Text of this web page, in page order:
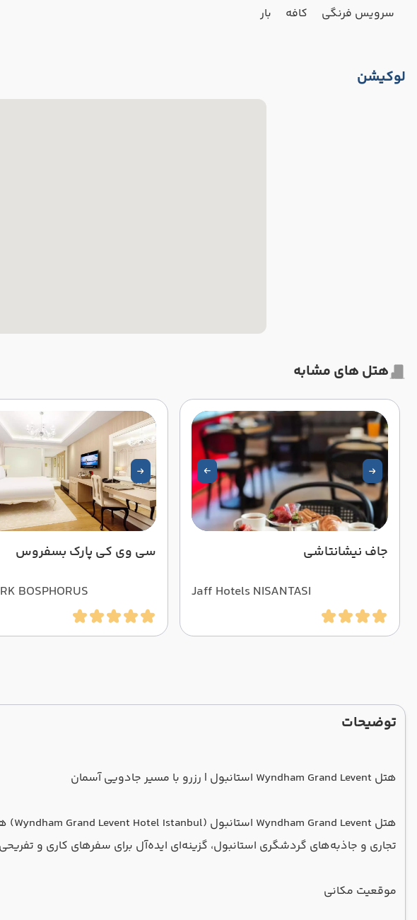
سرویس فرنگی کافه بار
لوکیشن
هتل های مشابه
جاف نیشانتاشی
Jaff Hotels NISANTASI
سی وی کی پارک بسفروس
BOSPHORUS
توضیحات
هتل Wyndham Grand Levent استانبول | رزرو با مسیر جادویی آسمان
تجاری و جاذبه‌های گردشگری استانبول، گزینه‌ای ایده‌آل برای سفرهای کاری و
موقعیت مکانی